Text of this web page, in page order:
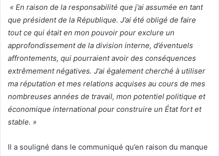
« En raison de la responsabilité que j’ai assumée en tant
que président de la République. J’ai été obligé de faire
tout ce qui était en mon pouvoir pour exclure un
approfondissement de la division interne, d’éventuels
affrontements, qui pourraient avoir des conséquences
extrêmement négatives. J’ai également cherché à utiliser
ma réputation et mes relations acquises au cours de mes
nombreuses années de travail, mon potentiel politique et
économique international pour construire un État fort et
stable. »
Il a souligné dans le communiqué qu’en raison du manque